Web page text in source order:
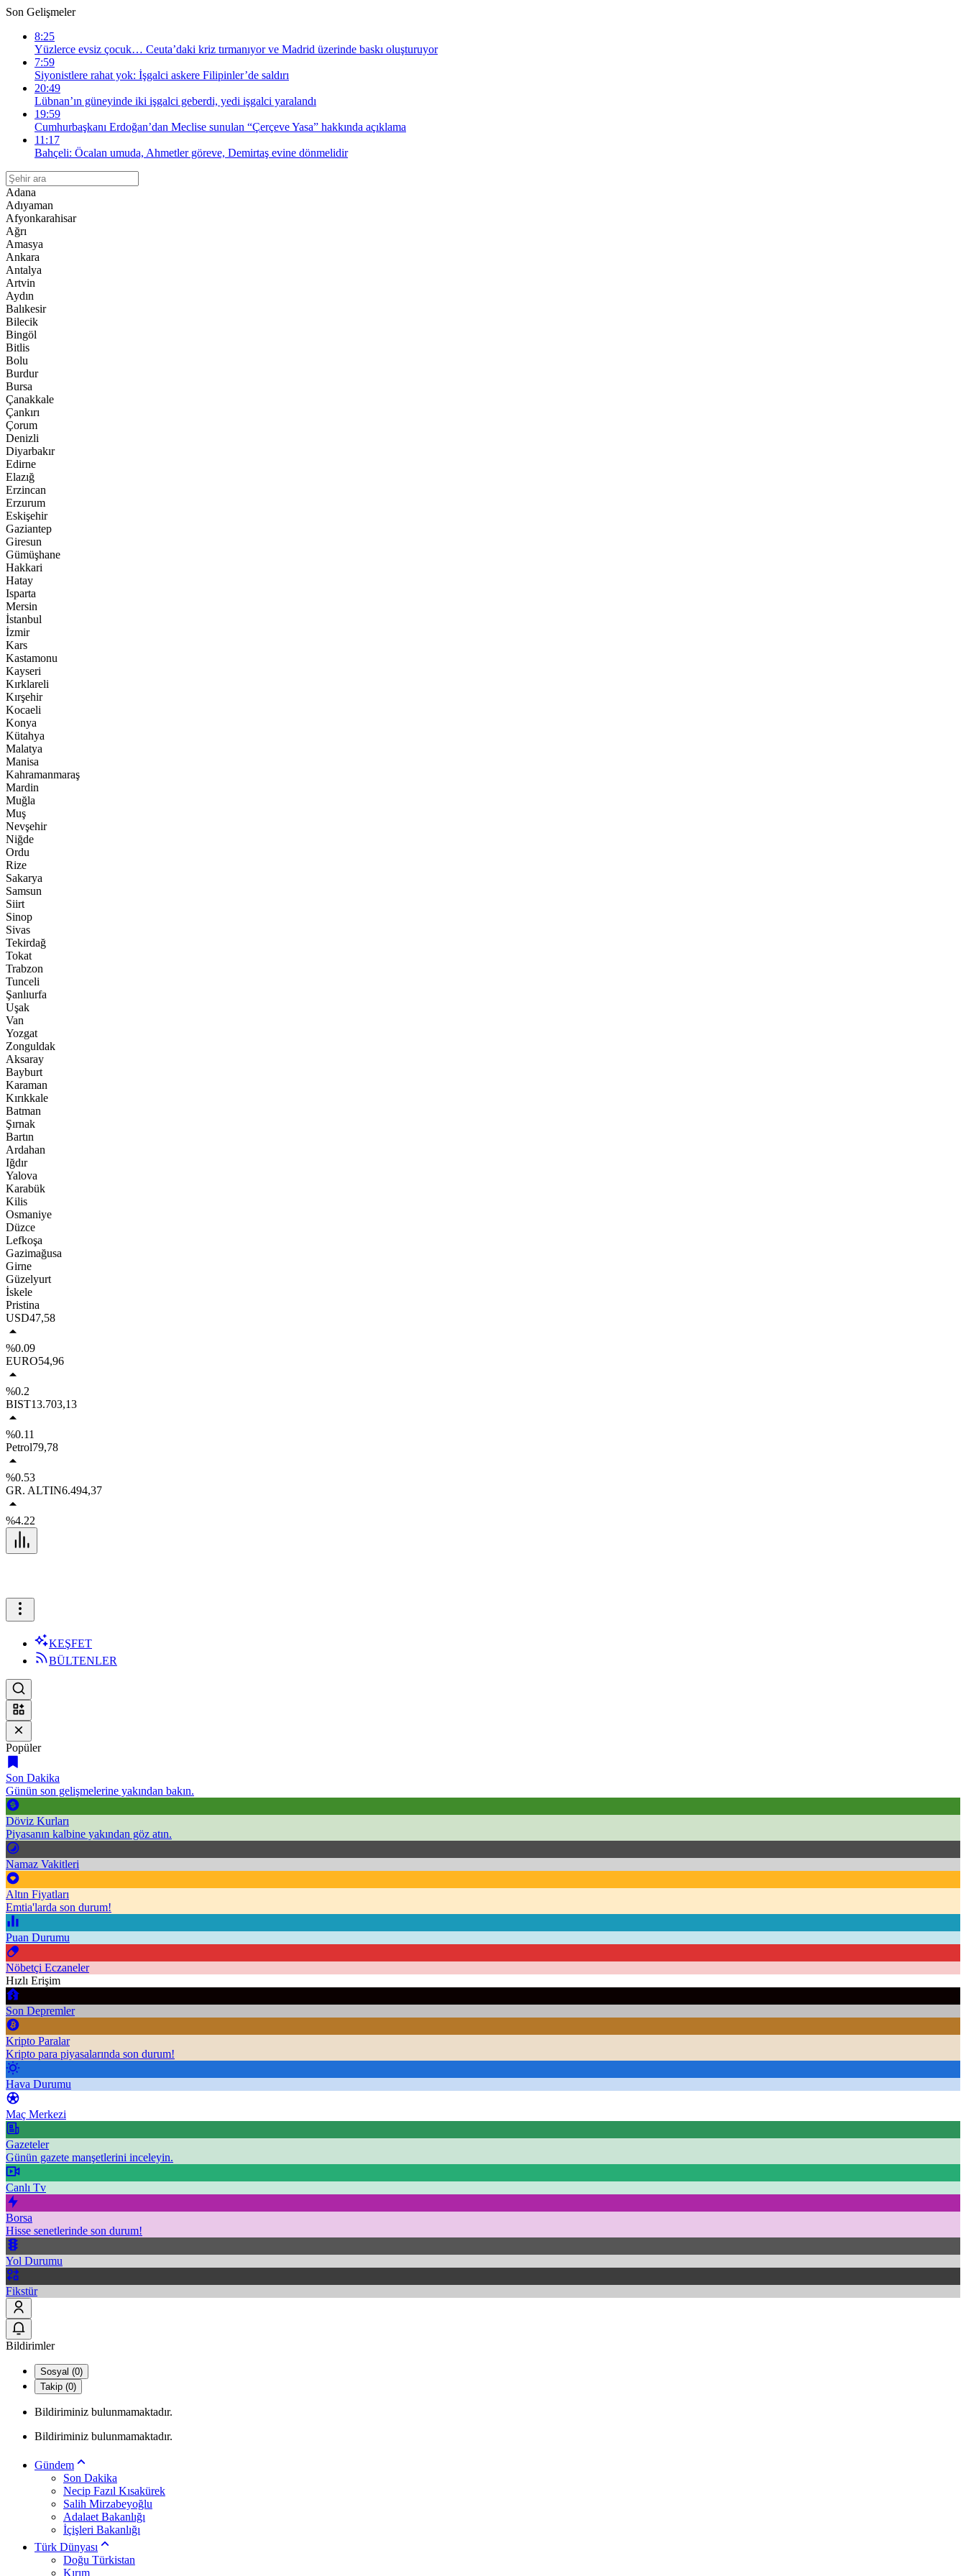
Son Gelişmeler
8:25
Yüzlerce evsiz çocuk… Ceuta’daki kriz tırmanıyor ve Madrid üzerinde baskı oluşturuyor
7:59
Siyonistlere rahat yok: İşgalci askere Filipinler’de saldırı
20:49
Lübnan’ın güneyinde iki işgalci geberdi, yedi işgalci yaralandı
19:59
Cumhurbaşkanı Erdoğan’dan Meclise sunulan “Çerçeve Yasa” hakkında açıklama
11:17
Bahçeli: Öcalan umuda, Ahmetler göreve, Demirtaş evine dönmelidir
Adana
Adıyaman
Afyonkarahisar
Ağrı
Amasya
Ankara
Antalya
Artvin
Aydın
Balıkesir
Bilecik
Bingöl
Bitlis
Bolu
Burdur
Bursa
Çanakkale
Çankırı
Çorum
Denizli
Diyarbakır
Edirne
Elazığ
Erzincan
Erzurum
Eskişehir
Gaziantep
Giresun
Gümüşhane
Hakkari
Hatay
Isparta
Mersin
İstanbul
İzmir
Kars
Kastamonu
Kayseri
Kırklareli
Kırşehir
Kocaeli
Konya
Kütahya
Malatya
Manisa
Kahramanmaraş
Mardin
Muğla
Muş
Nevşehir
Niğde
Ordu
Rize
Sakarya
Samsun
Siirt
Sinop
Sivas
Tekirdağ
Tokat
Trabzon
Tunceli
Şanlıurfa
Uşak
Van
Yozgat
Zonguldak
Aksaray
Bayburt
Karaman
Kırıkkale
Batman
Şırnak
Bartın
Ardahan
Iğdır
Yalova
Karabük
Kilis
Osmaniye
Düzce
Lefkoşa
Gazimağusa
Girne
Güzelyurt
İskele
Pristina
USD47,58
%0.09
EURO54,96
%0.2
BIST13.703,13
%0.11
Petrol79,78
%0.53
GR. ALTIN6.494,37
%4.22
KEŞFET
BÜLTENLER
Popüler
Son Dakika
Günün son gelişmelerine yakından bakın.
Döviz Kurları
Piyasanın kalbine yakından göz atın.
Namaz Vakitleri
Altın Fiyatları
Emtia'larda son durum!
Puan Durumu
Nöbetçi Eczaneler
Hızlı Erişim
Son Depremler
Kripto Paralar
Kripto para piyasalarında son durum!
Hava Durumu
Maç Merkezi
Gazeteler
Günün gazete manşetlerini inceleyin.
Canlı Tv
Borsa
Hisse senetlerinde son durum!
Yol Durumu
Fikstür
Bildirimler
Sosyal (0)
Takip (0)
Bildiriminiz bulunmamaktadır.
Bildiriminiz bulunmamaktadır.
Gündem
Son Dakika
Necip Fazıl Kısakürek
Salih Mirzabeyoğlu
Adalaet Bakanlığı
İçişleri Bakanlığı
Türk Dünyası
Doğu Türkistan
Kırım